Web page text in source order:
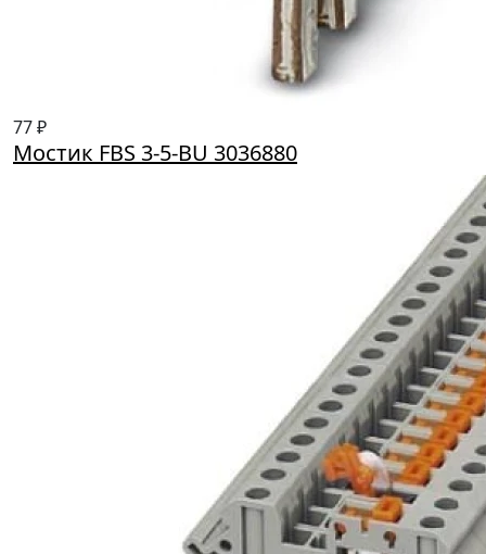
77 ₽
Мостик FBS 3-5-BU 3036880